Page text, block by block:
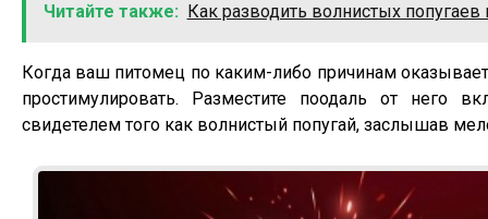
Читайте также: Как разводить волнистых
Когда ваш питомец по каким-либо причинам
простимулировать. Разместите поодаль от него
свидетелем того как волнистый попугай, заслышав